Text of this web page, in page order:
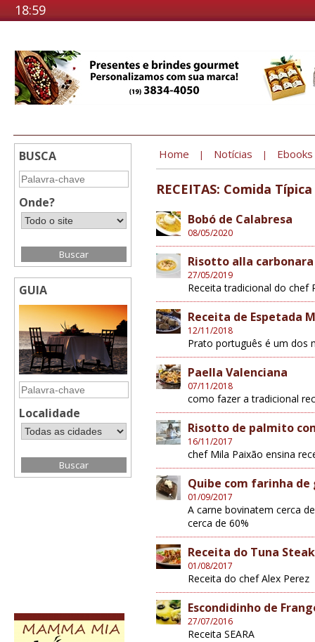
18:59
BUSCA
Onde?
GUIA
Localidade
Home | Notícias | Ebooks
RECEITAS: Comida Típica
Bobó de Calabresa
08/05/2020
Risotto alla carbonara
27/05/2019
Receita tradicional do chef
Receita de Espetada
12/11/2018
Prato português é um dos
Paella Valenciana
07/11/2018
como fazer a tradicional
Risotto de palmito
16/11/2017
chef Mila Paixão ensina
Quibe com farinha de
01/09/2017
A carne bovinatem cerca
cerca de 60%
Receita do Tuna
01/08/2017
Receita do chef Alex Perez
Escondidinho de
27/07/2016
Receita SEARA